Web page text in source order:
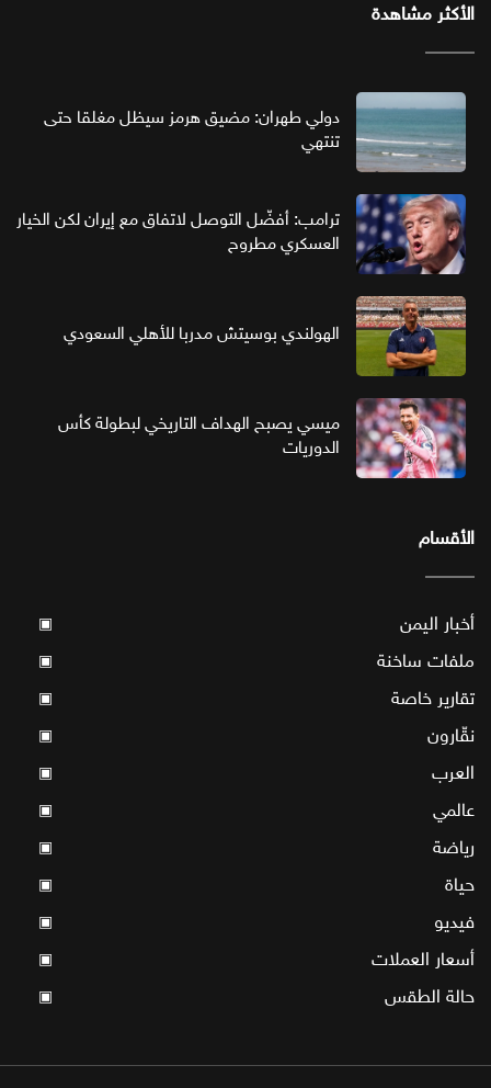
الأكثر مشاهدة
دولي طهران: مضيق هرمز سيظل مغلقا حتى
تنتهي
ترامب: أفضّل التوصل لاتفاق مع إيران لكن الخيار
العسكري مطروح
الهولندي بوسيتش مدربا للأهلي السعودي
ميسي يصبح الهداف التاريخي لبطولة كأس
الدوريات
الأقسام
أخبار اليمن ▣
ملفات ساخنة ▣
تقارير خاصة ▣
نقّارون ▣
العرب ▣
عالمي ▣
رياضة ▣
حياة ▣
فيديو ▣
أسعار العملات ▣
حالة الطقس ▣